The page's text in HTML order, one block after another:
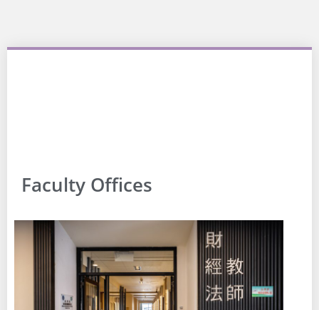
Faculty Offices